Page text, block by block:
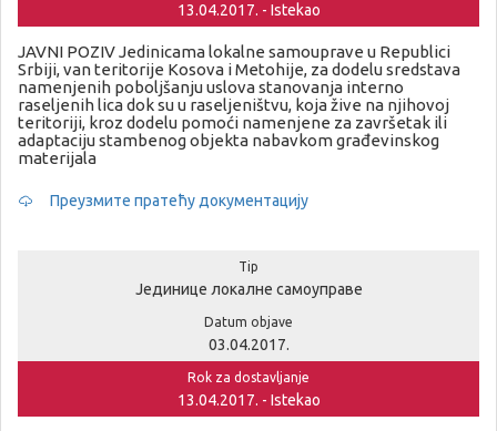
13.04.2017. - Istekao
JAVNI POZIV Jedinicama lokalne samouprave u Republici
Srbiji, van teritorije Kosova i Metohije, za dodelu sredstava
namenjenih poboljšanju uslova stanovanja interno
raseljenih lica dok su u raseljeništvu, koja žive na njihovoj
teritoriji, kroz dodelu pomoći namenjene za završetak ili
adaptaciju stambenog objekta nabavkom građevinskog
materijala
Преузмите пратећу документацију
Tip
Јединице локалне самоуправе
Datum objave
03.04.2017.
Rok za dostavljanje
13.04.2017. - Istekao